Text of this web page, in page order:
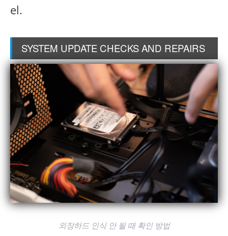
el.
SYSTEM UPDATE CHECKS AND REPAIRS
외장하드 인식 안 될 때 확인 방법